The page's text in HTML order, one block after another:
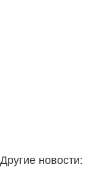
Другие новости: